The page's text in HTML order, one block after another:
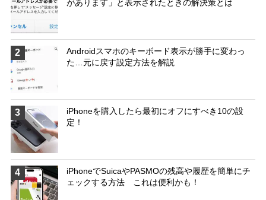
があります」と表示されたときの解決策とは
2
Androidスマホのキーボード表示が勝手に変わっ
た…元に戻す設定方法を解説
3
iPhoneを購入したら最初にオフにすべき10の設
定！
4
iPhoneでSuicaやPASMOの残高や履歴を簡単にチ
ェックする方法 これは便利かも！